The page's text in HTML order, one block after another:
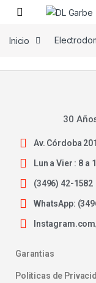
Inicio
30
Av. Córdoba
Lun a Vier : 8 a
(3496) 42-1582
WhatsApp:
Garantias
Politicas de